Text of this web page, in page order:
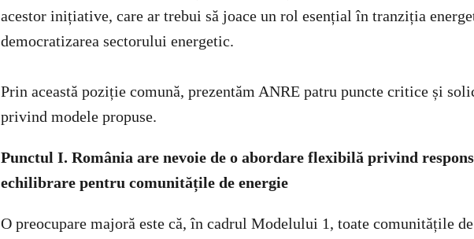
acestor inițiative, care ar trebui să joace un rol esențial în tranziția
democratizarea sectorului energetic.
Prin această poziție comună, prezentăm ANRE patru puncte critice și
privind modele propuse.
Punctul I. România are nevoie de o abordare flexibilă privind
echilibrare pentru comunitățile de energie
O preocupare majoră este că, în cadrul Modelului 1, toate comunitățile